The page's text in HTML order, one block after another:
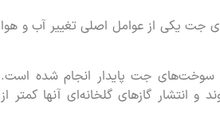
جت یکی از عوامل اصلی تغییر آب و هوا
سوخت‌های جت پایدار انجام شده است.
انتشار گازهای گلخانه‌ای آنها کمتر از